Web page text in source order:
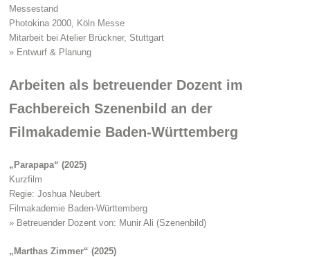
Messestand
Photokina 2000, Köln Messe
Mitarbeit bei Atelier Brückner, Stuttgart
» Entwurf & Planung
Arbeiten als betreuender Dozent im
Fachbereich Szenenbild an der
Filmakademie Baden-Württemberg
„Parapapa“ (2025)
Kurzfilm
Regie: Joshua Neubert
Filmakademie Baden-Württemberg
» Betreuender Dozent von: Munir Ali (Szenenbild)
„Marthas Zimmer“ (2025)